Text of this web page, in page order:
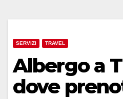
SERVIZI TRAVEL
Albergo a
dove